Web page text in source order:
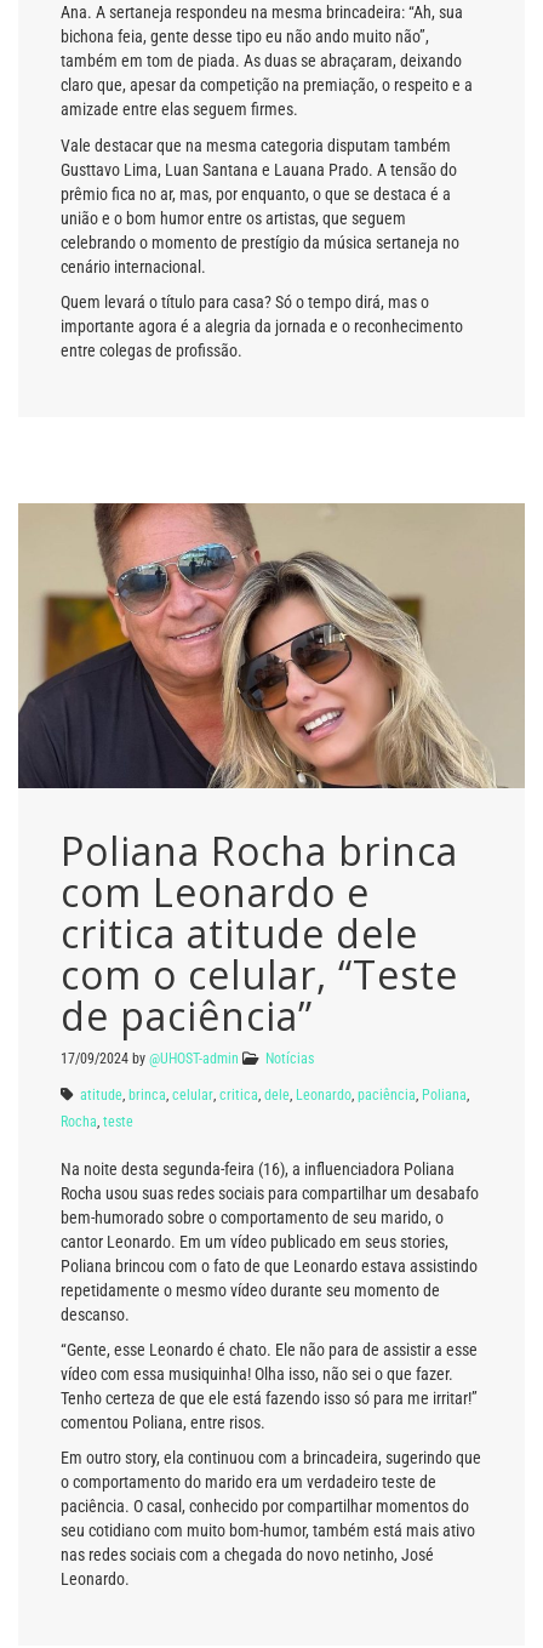
Ana. A sertaneja respondeu na mesma brincadeira: “Ah, sua
bichona feia, gente desse tipo eu não ando muito não”,
também em tom de piada. As duas se abraçaram, deixando
claro que, apesar da competição na premiação, o respeito e a
amizade entre elas seguem firmes.
Vale destacar que na mesma categoria disputam também
Gusttavo Lima, Luan Santana e Lauana Prado. A tensão do
prêmio fica no ar, mas, por enquanto, o que se destaca é a
união e o bom humor entre os artistas, que seguem
celebrando o momento de prestígio da música sertaneja no
cenário internacional.
Quem levará o título para casa? Só o tempo dirá, mas o
importante agora é a alegria da jornada e o reconhecimento
entre colegas de profissão.
Poliana Rocha brinca
com Leonardo e
critica atitude dele
com o celular, “Teste
de paciência”
17/09/2024 by @UHOST-admin Notícias
atitude brinca celular critica dele Leonardo paciência Poliana
Rocha teste
Na noite desta segunda-feira (16), a influenciadora Poliana
Rocha usou suas redes sociais para compartilhar um desabafo
bem-humorado sobre o comportamento de seu marido, o
cantor Leonardo. Em um vídeo publicado em seus stories,
Poliana brincou com o fato de que Leonardo estava assistindo
repetidamente o mesmo vídeo durante seu momento de
descanso.
“Gente, esse Leonardo é chato. Ele não para de assistir a esse
vídeo com essa musiquinha! Olha isso, não sei o que fazer.
Tenho certeza de que ele está fazendo isso só para me irritar!”
comentou Poliana, entre risos.
Em outro story, ela continuou com a brincadeira, sugerindo que
o comportamento do marido era um verdadeiro teste de
paciência. O casal, conhecido por compartilhar momentos do
seu cotidiano com muito bom-humor, também está mais ativo
nas redes sociais com a chegada do novo netinho, José
Leonardo.